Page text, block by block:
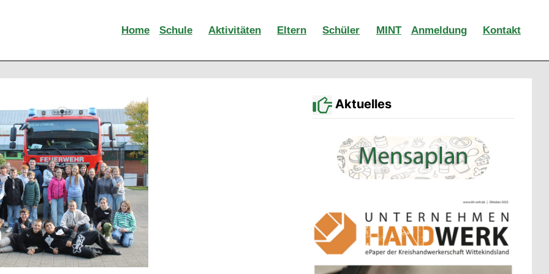
Home Schule Aktivitäten Eltern Schüler MINT Anmeldung Kontakt
Aktuelles